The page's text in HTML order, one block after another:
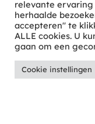
relevante
herhaalde
accepteren" te
ALLE cookies. U
gaan om een
Cookie instellingen